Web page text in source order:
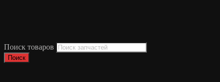
Поиск товаров
Поиск